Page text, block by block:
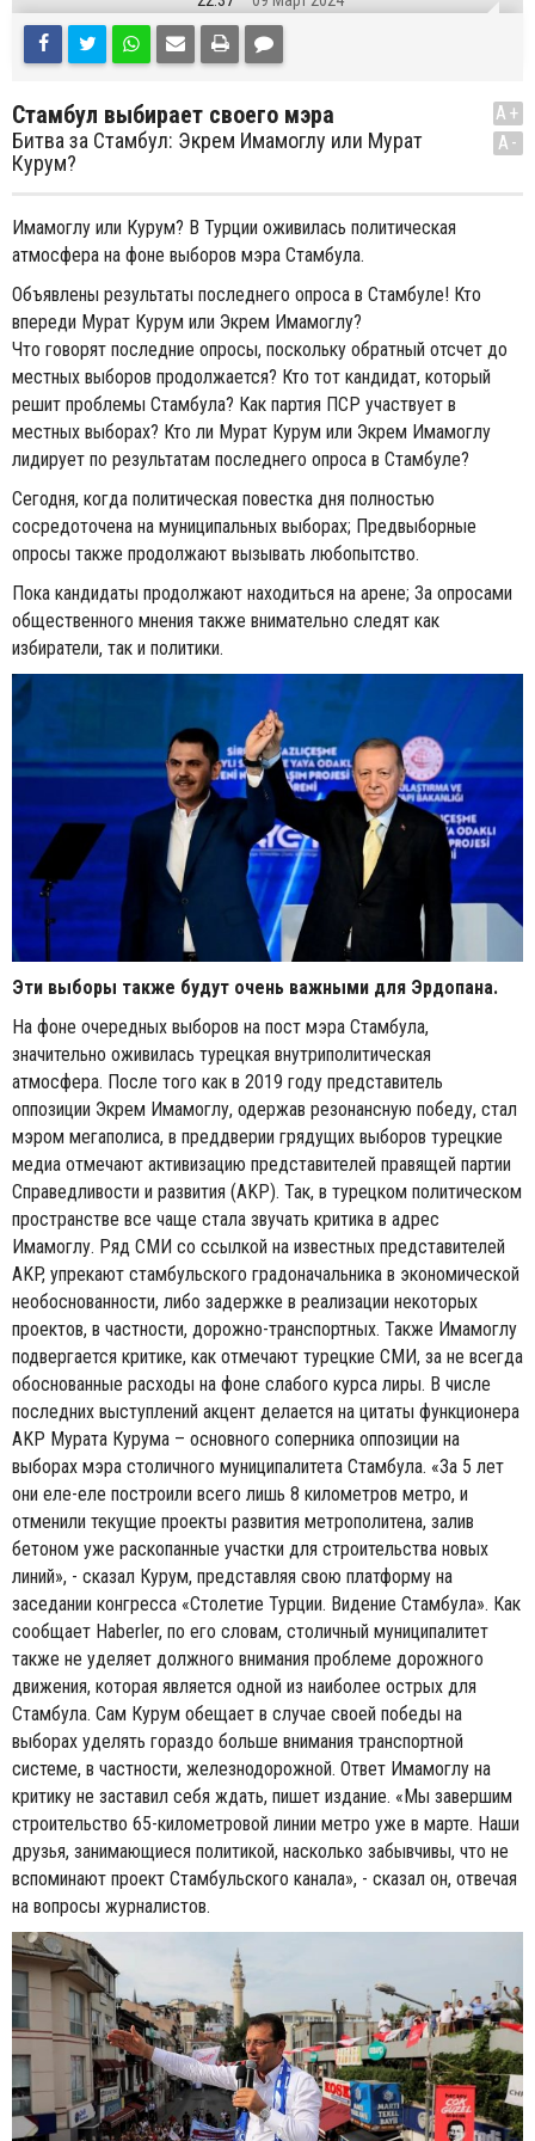
Стамбул выбирает своего мэра
Битва за Стамбул: Экрем Имамоглу или Мурат
Курум?
A+
A-
Имамоглу или Курум? В Турции оживилась политическая
атмосфера на фоне выборов мэра Стамбула.
Объявлены результаты последнего опроса в Стамбуле! Кто
впереди Мурат Курум или Экрем Имамоглу?
Что говорят последние опросы, поскольку обратный отсчет до
местных выборов продолжается? Кто тот кандидат, который
решит проблемы Стамбула? Как партия ПСР участвует в
местных выборах? Кто ли Мурат Курум или Экрем Имамоглу
лидирует по результатам последнего опроса в Стамбуле?
Сегодня, когда политическая повестка дня полностью
сосредоточена на муниципальных выборах; Предвыборные
опросы также продолжают вызывать любопытство.
Пока кандидаты продолжают находиться на арене; За опросами
общественного мнения также внимательно следят как
избиратели, так и политики.
Эти выборы также будут очень важными для Эрдопана.
На фоне очередных выборов на пост мэра Стамбула,
значительно оживилась турецкая внутриполитическая
атмосфера. После того как в 2019 году представитель
оппозиции Экрем Имамоглу, одержав резонансную победу, стал
мэром мегаполиса, в преддверии грядущих выборов турецкие
медиа отмечают активизацию представителей правящей партии
Справедливости и развития (AKP). Так, в турецком политическом
пространстве все чаще стала звучать критика в адрес
Имамоглу. Ряд СМИ со ссылкой на известных представителей
AKP, упрекают стамбульского градоначальника в экономической
необоснованности, либо задержке в реализации некоторых
проектов, в частности, дорожно-транспортных. Также Имамоглу
подвергается критике, как отмечают турецкие СМИ, за не всегда
обоснованные расходы на фоне слабого курса лиры. В числе
последних выступлений акцент делается на цитаты функционера
AKP Мурата Курума – основного соперника оппозиции на
выборах мэра столичного муниципалитета Стамбула. «За 5 лет
они еле-еле построили всего лишь 8 километров метро, и
отменили текущие проекты развития метрополитена, залив
бетоном уже раскопанные участки для строительства новых
линий», - сказал Курум, представляя свою платформу на
заседании конгресса «Столетие Турции. Видение Стамбула». Как
сообщает Haberler, по его словам, столичный муниципалитет
также не уделяет должного внимания проблеме дорожного
движения, которая является одной из наиболее острых для
Стамбула. Сам Курум обещает в случае своей победы на
выборах уделять гораздо больше внимания транспортной
системе, в частности, железнодорожной. Ответ Имамоглу на
критику не заставил себя ждать, пишет издание. «Мы завершим
строительство 65-километровой линии метро уже в марте. Наши
друзья, занимающиеся политикой, насколько забывчивы, что не
вспоминают проект Стамбульского канала», - сказал он, отвечая
на вопросы журналистов.